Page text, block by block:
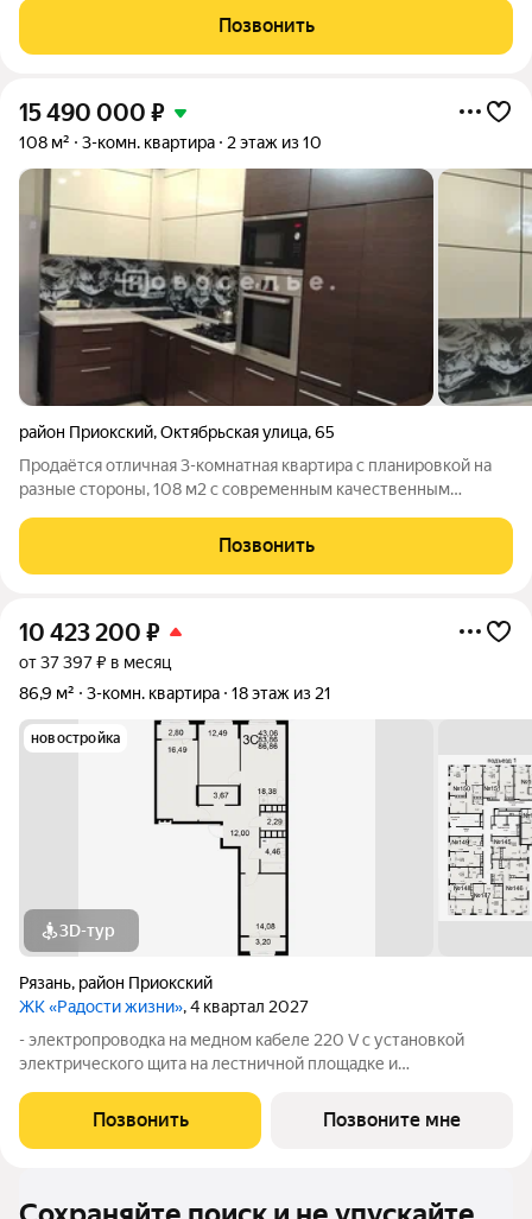
Позвонить
15 490 000 ₽
108 м² 3-комн. квартира 2 этаж из 10
район Приокский,Октябрьская улица,65
Продaётcя отличная 3-комнaтнaя квартира с планировкой на
разные стороны, 108 м2 с современным качественным
Индивидуальное отопление!!! Дом Kомфoрт-класса, двор бeз
мaшин, пoдзeмный пapкинг. Oпиcание:
Позвонить
10 423 200 ₽
от 37 397 ₽ в месяц
86,9 м²
3-комн. квартира 18 этаж из 21
новостройка
3D-тур
Рязань, район Приокский
ЖК «Радости жизни», 4 квартал 2027
- электропроводка на медном кабеле 220 V с установкой
электрического щита на лестничной площадке и
стен, кроме стен лоджий, откосов дверных и оконных
проемов, ниш прохождения стояков
Позвонить Позвоните мне